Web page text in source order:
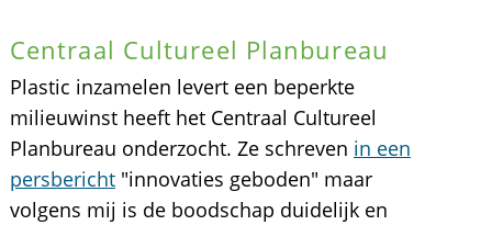
Centraal Cultureel Planbureau
Plastic inzamelen levert een beperkte
milieuwinst heeft het Centraal Cultureel
Planbureau onderzocht. Ze schreven in een
persbericht"innovaties geboden" maar
volgens mij is de boodschap duidelijk en